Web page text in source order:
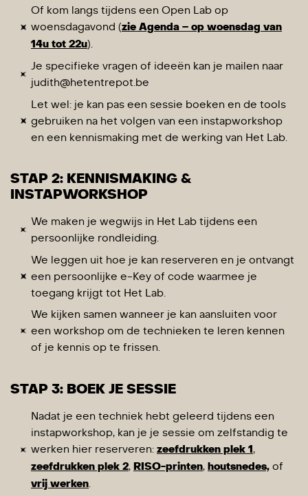
Of kom langs tijdens een Open Lab op
woensdagavond (zie Agenda – op woensdag van
14u tot 22u).
Je specifieke vragen of ideeën kan je mailen naar
judith@hetentrepot.be
Let wel: je kan pas een sessie boeken en de tools
gebruiken na het volgen van een instapworkshop
en een kennismaking met de werking van Het Lab.
STAP 2: KENNISMAKING &
INSTAPWORKSHOP
We maken je wegwijs in Het Lab tijdens een
persoonlijke rondleiding.
We leggen uit hoe je kan reserveren en je ontvangt
een persoonlijke e-Key of code waarmee je
toegang krijgt tot Het Lab.
We kijken samen wanneer je kan aansluiten voor
een workshop om de technieken te leren kennen
of je kennis op te frissen.
STAP 3: BOEK JE SESSIE
Nadat je een techniek hebt geleerd tijdens een
instapworkshop, kan je je sessie om zelfstandig te
werken hier reserveren: zeefdrukken plek 1,
zeefdrukken plek 2, RISO-printen, houtsnedes, of
vrij werken